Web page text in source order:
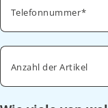
Telefonnummer
Anzahl der Artikel